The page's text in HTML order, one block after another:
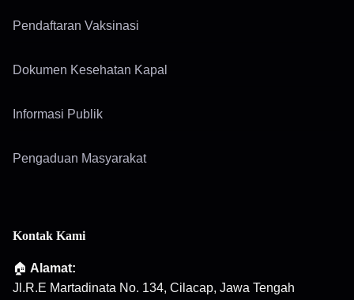
Pendaftaran Vaksinasi
Dokumen Kesehatan Kapal
Informasi Publik
Pengaduan Masyarakat
Kontak Kami
🏠 Alamat:
Jl.R.E Martadinata No. 134, Cilacap, Jawa Tengah